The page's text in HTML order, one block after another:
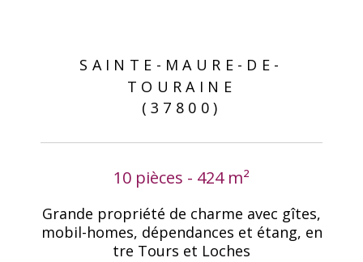
SAINTE-MAURE-DE-
TOURAINE
(37800)
10 pièces - 424 m²
Grande propriété de charme avec gîtes,
mobil-homes, dépendances et étang, en
tre Tours et Loches